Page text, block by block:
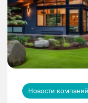
Новости компаний